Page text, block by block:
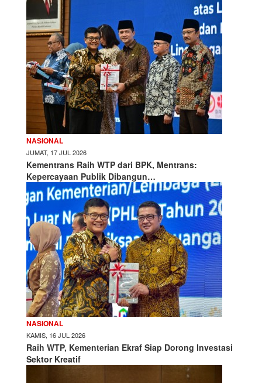
NASIONAL
JUMAT, 17 JUL 2026
Kementrans Raih WTP dari BPK, Mentrans:
Kepercayaan Publik Dibangun…
NASIONAL
KAMIS, 16 JUL 2026
Raih WTP, Kementerian Ekraf Siap Dorong Investasi
Sektor Kreatif